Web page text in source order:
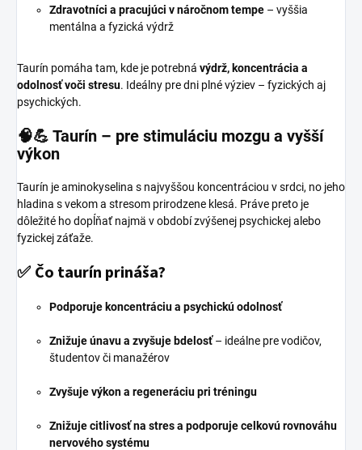
Zdravotníci a pracujúci v náročnom tempe – vyššia
mentálna a fyzická výdrž
Taurín pomáha tam, kde je potrebná výdrž, koncentrácia a
odolnosť voči stresu. Ideálny pre dni plné výziev – fyzických aj
psychických.
🧠💪 Taurín – pre stimuláciu mozgu a vyšší
výkon
Taurín je aminokyselina s najvyššou koncentráciou v srdci, no jeho
hladina s vekom a stresom prirodzene klesá. Práve preto je
dôležité ho dopĺňať najmä v období zvýšenej psychickej alebo
fyzickej záťaže.
✅ Čo taurín prináša?
Podporuje koncentráciu a psychickú odolnosť
Znižuje únavu a zvyšuje bdelosť– ideálne pre vodičov,
študentov či manažérov
Zvyšuje výkon a regeneráciu pri tréningu
Znižuje citlivosť na stres a podporuje celkovú rovnováhu
nervového systému